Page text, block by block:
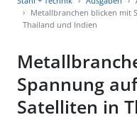
Metallbranchen blicken mit
Thailand und Indien
Spannung
Satelliten in